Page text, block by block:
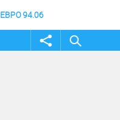
ЕВРО 94.06